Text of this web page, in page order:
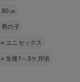
80㎝
男の子
×ユニセックス
×生後1～3ケ月頃